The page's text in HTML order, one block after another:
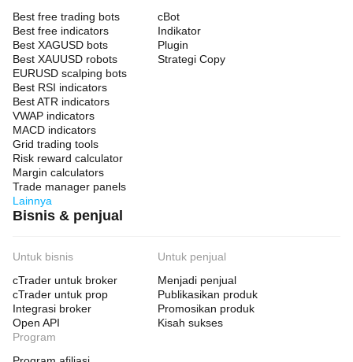
Best free trading bots
Best free indicators
Best XAGUSD bots
Best XAUUSD robots
EURUSD scalping bots
Best RSI indicators
Best ATR indicators
VWAP indicators
MACD indicators
Grid trading tools
Risk reward calculator
Margin calculators
Trade manager panels
Lainnya
cBot
Indikator
Plugin
Strategi Copy
Bisnis & penjual
Untuk bisnis
cTrader untuk broker
cTrader untuk prop
Integrasi broker
Open API
Untuk penjual
Menjadi penjual
Publikasikan produk
Promosikan produk
Kisah sukses
Program